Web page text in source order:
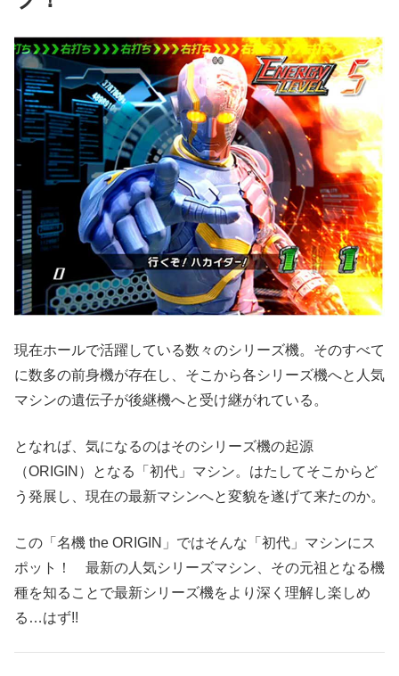
現在ホールで活躍している数々のシリーズ機。そのすべて
に数多の前身機が存在し、そこから各シリーズ機へと人気
マシンの遺伝子が後継機へと受け継がれている。
となれば、気になるのはそのシリーズ機の起源
（ORIGIN）となる「初代」マシン。はたしてそこからど
う発展し、現在の最新マシンへと変貌を遂げて来たのか。
この「名機 the ORIGIN」ではそんな「初代」マシンにス
ポット！ 最新の人気シリーズマシン、その元祖となる機
種を知ることで最新シリーズ機をより深く理解し楽しめ
る…はず!!